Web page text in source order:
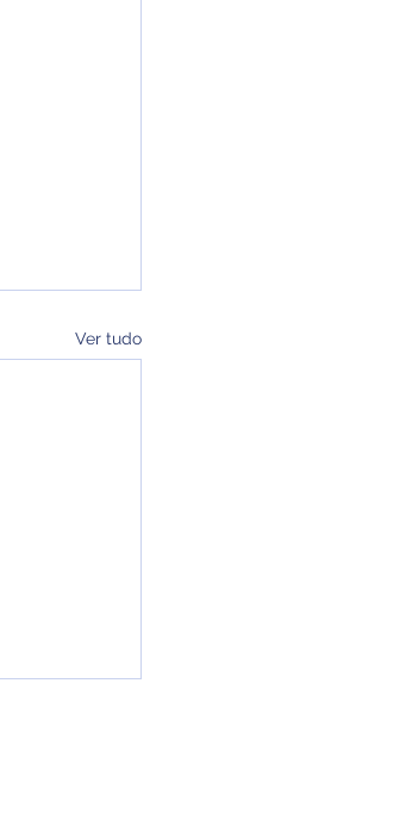
Ver tudo